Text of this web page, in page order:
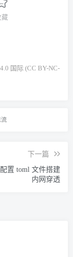
藏
国际 (CC BY-NC-
下一篇
置 toml 文件搭建
内网穿透